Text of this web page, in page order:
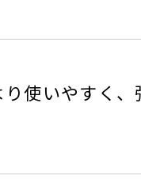
り使いやすく